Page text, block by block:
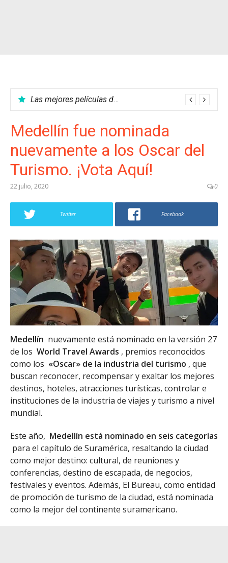
Las mejores películas del cine colombiano
Medellín fue nominada
nuevamente a los Oscar del
Turismo. ¡Vota Aquí!
22 julio, 2020 0
Twitter Facebook
Medellín nuevamente está nominado en la versión 27
de los World Travel Awards , premios reconocidos
como los «Oscar» de la industria del turismo , que
buscan reconocer, recompensar y exaltar los mejores
destinos, hoteles, atracciones turísticas, controlar e
instituciones de la industria de viajes y turismo a nivel
mundial.
Este año, Medellín está nominado en seis categorías
para el capítulo de Suramérica, resaltando la ciudad
como mejor destino: cultural, de reuniones y
conferencias, destino de escapada, de negocios,
festivales y eventos. Además, El Bureau, como entidad
de promoción de turismo de la ciudad, está nominada
como la mejor del continente suramericano.